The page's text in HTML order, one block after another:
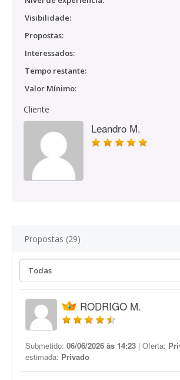
Visibilidade:
Propostas:
Interessados:
Tempo restante:
Valor Mínimo:
Cliente
Leandro M.
Propostas (29)
RODRIGO M.
Submetido: 06/06/2026 às 14:23 | Oferta:
estimada: Privado